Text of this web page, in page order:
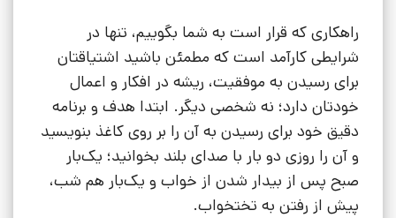
راهکاری که قرار است به شما بگوییم، تنها در
شرایطی کارآمد است که مطمئن باشید اشتیاقتان
برای رسیدن به موفقیت، ریشه در افکار و اعمال
خودتان دارد؛ نه شخصی دیگر. ابتدا هدف و برنامه
دقیق خود برای رسیدن به آن را بر روی کاغذ بنویسید
و آن را روزی دو بار با صدای بلند بخوانید؛ یک‌بار
صبح پس از بیدار شدن از خواب و یک‌بار هم شب،
پیش از رفتن به تختخواب.